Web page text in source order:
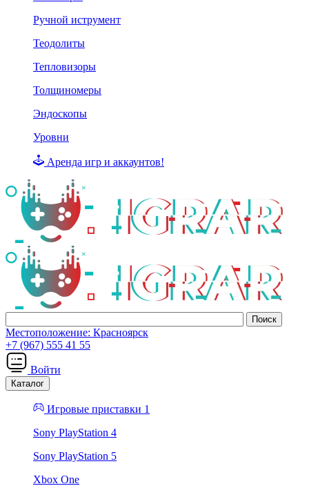
Ручной иструмент
Теодолиты
Тепловизоры
Толщиномеры
Эндоскопы
Уровни
Аренда игр и аккаунтов!
Местоположение: Красноярск
+7 (967) 555 41 55
Войти
Каталог
Игровые приставки 1
Sony PlayStation 4
Sony PlayStation 5
Xbox One